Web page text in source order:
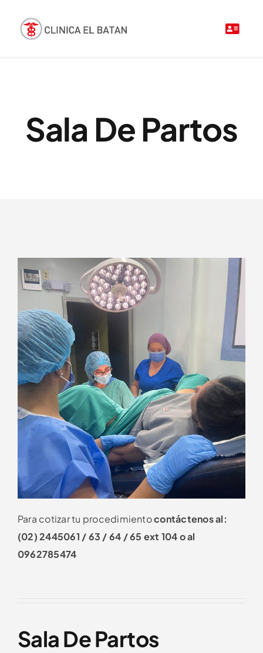
contenido
Sala De Partos
Para cotizar tu procedimientocontáctenos al:
(02) 2445061 / 63 / 64 / 65 ext 104o al
0962785474
Sala De Partos